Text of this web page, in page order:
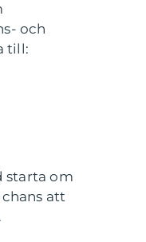
och
till:
starta om
att